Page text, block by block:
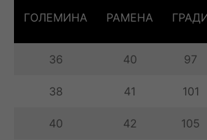
ГОЛЕМИНА РАМЕНА
36 40 97
38 41 101
40 42 105